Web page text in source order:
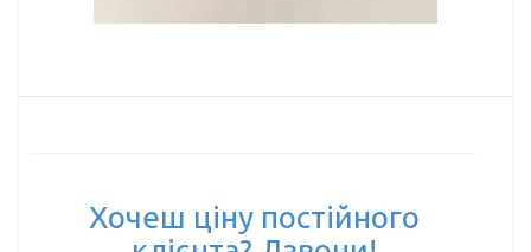
Хочеш ціну постійного